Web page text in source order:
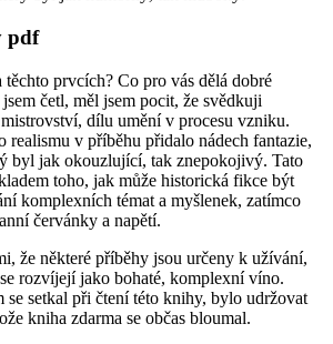
pdf
prvcích? Co pro vás dělá dobré
četl, měl jsem pocit, že svědkuji
dílu umění v procesu vzniku.
realismu v příběhu přidalo nádech fantazie,
byl jak okouzlující, tak znepokojivý. Tato
toho, jak může historická fikce být
komplexních témat a myšlenek, zatímco
červánky a napětí.
že některé příběhy jsou určeny k užívání,
rozvíjejí jako bohaté, komplexní víno.
se setkal při čtení této knihy, bylo udržovat
kniha zdarma se občas bloumal.